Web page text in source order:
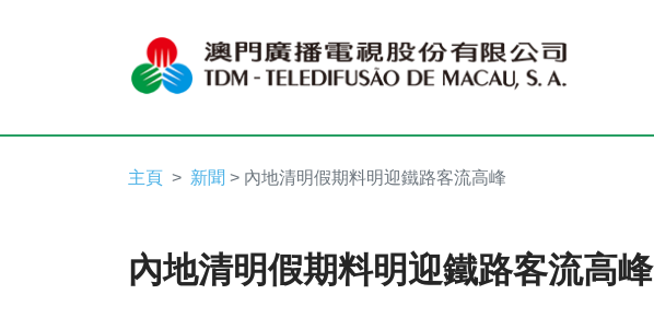
主頁 新聞 > 內地清明假期料明迎鐵路客流高峰
內地清明假期料明迎鐵路客流高峰